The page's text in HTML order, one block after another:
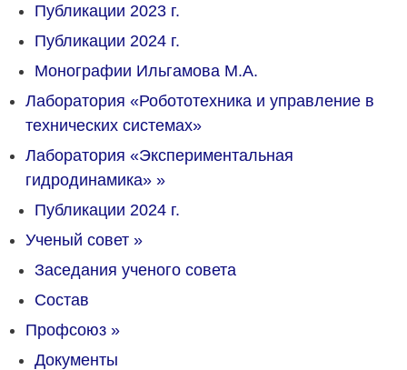
Публикации 2023 г.
Публикации 2024 г.
Монографии Ильгамова М.А.
Лаборатория «Робототехника и управление в
технических системах»
Лаборатория «Экспериментальная
гидродинамика» »
Публикации 2024 г.
Ученый совет »
Заседания ученого совета
Состав
Профсоюз »
Документы